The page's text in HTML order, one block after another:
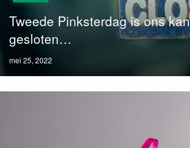
Tweede Pinksterdag is ons
gesloten…
Posted
on
mei 25, 2022